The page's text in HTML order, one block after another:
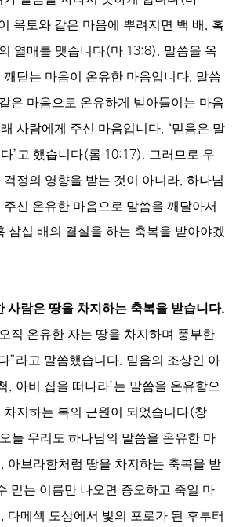
옥토와 같은 마음에 뿌려지면 백 배 , 혹
열매를 맺습니다(마 13:8). 말씀을 옥
깨닫는 마음이 온유한 마음입니다. 말씀
은 마음으로 온유하게 받아들이는 마음
사람에게 주신 마음입니다. ‘믿음은 말
’ 고 했습니다(롬 10:17). 그러므로 우
정의 영향을 받는 것이 아니라, 하나님
신 온유한 마음으로 말씀을 깨달아서
삼십 배의 결실을 하는 축복을 받아야겠
사람은 땅을 차지하는 축복을 받습니다.
오직 온유한 자는 땅을 차지하며 풍부한
”라고 말씀했습니다. 믿음의 조상인 아
, 아비 집을 떠나라’는 말씀을 온유함으
차지하는 복의 근원이 되었습니다(창
늘 우리도 하나님의 말씀을 온유한 마
, 아브라함처럼 땅을 차지하는 축복을 받
믿는 이름만 나오면 증오하고 죽일 마
, 다메섹 도상에서 빛의 포로가 된 후부터